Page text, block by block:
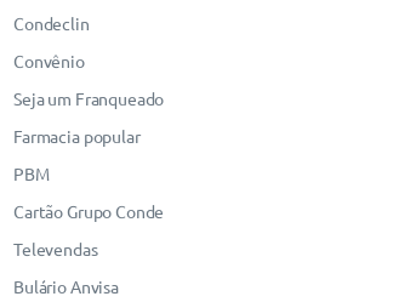
Condeclin
Convênio
Seja um Franqueado
Farmacia popular
PBM
Cartão Grupo Conde
Televendas
Bulário Anvisa